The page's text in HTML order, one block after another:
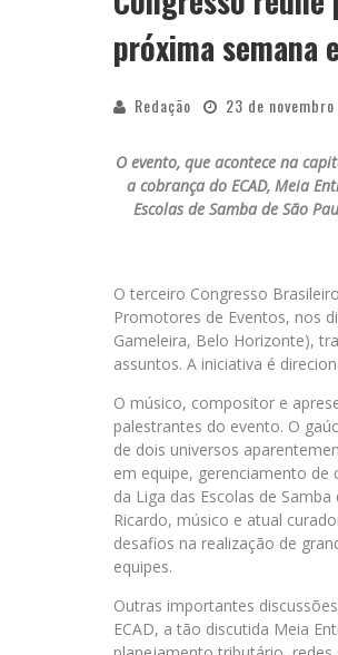
próxima semana
Redação 23 de
O evento, que acontece na
a cobrança do ECAD, Meia
Escolas de Samba de São
O terceiro Congresso
Promotores de Eventos, nos
Gameleira, Belo Horizonte),
assuntos. A iniciativa é
O músico, compositor e
palestrantes do evento. O
de dois universos
em equipe, gerenciamento de
da Liga das Escolas de
Ricardo, músico e atual
desafios na realização de
equipes.
Outras importantes
ECAD, a tão discutida Meia